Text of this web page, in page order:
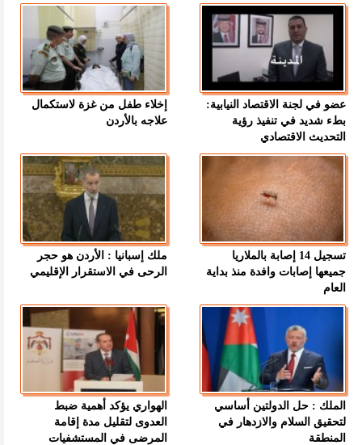
عضو في لجنة الاقتصاد النيابية:
بطء شديد في تنفيذ رؤية
التحديث الاقتصادي
إخلاء طفل من غزة لاستكمال
علاجه بالأردن
تسجيل 14 إصابة بالملاريا
جميعها إصابات وافدة منذ بداية
العام
ملك إسبانيا : الأردن هو حجر
الرحى في الاستقرار الإقليمي
الملك : حل الدولتين أساسي
لتحقيق السلام والازدهار في
المنطقة
الهواري يؤكد أهمية ضبط
العدوى لتقليل مدة إقامة
المرضى في المستشفيات